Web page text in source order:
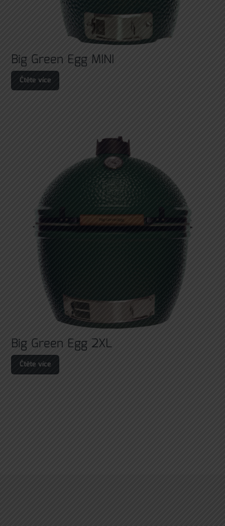
Big Green Egg MINI
Čtěte více
Big Green Egg 2XL
Čtěte více